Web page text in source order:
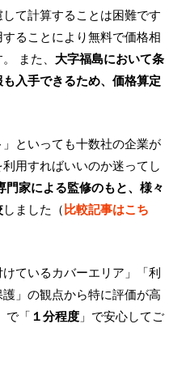
て計算することは困難です
することにより無料で価格相
また、 大字福島において条
入手できるため、価格算定
」といっても十数社の企業が
用すればいいのか迷ってし
門家による監修のもと、様々
しました（比較記事はこち
ているカバーエリア」「利
」の観点から特に評価が高
で「 １分程度 」で安心してご